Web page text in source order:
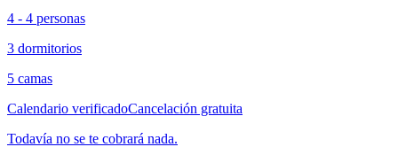
4 - 4 personas
3 dormitorios
5 camas
Calendario verificadoCancelación gratuita
Todavía no se te cobrará nada.